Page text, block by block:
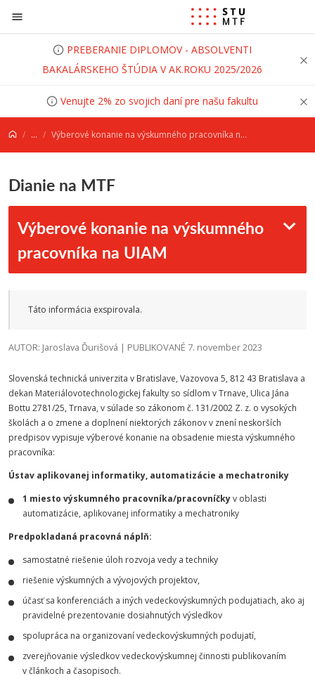
Prejsť na obsah
PREBERANIE DIPLOMOV - ABSOLVENTI
BAKALÁRSKEHO ŠTÚDIA V AK.ROKU 2025/2026
Venujte 2% zo svojich daní pre našu fakultu
... Výberové konanie na výskumného pracovníka na UIAM
Dianie na MTF
Výberové konanie na výskumného
pracovníka na UIAM
Táto informácia exspirovala.
AUTOR: Jaroslava Ďurišová | PUBLIKOVANÉ 7. november 2023
Slovenská technická univerzita v Bratislave, Vazovova 5, 812 43 Bratislava a
dekan Materiálovotechnologickej fakulty so sídlom v Trnave, Ulica Jána
Bottu 2781/25, Trnava, v súlade so zákonom č. 131/2002 Z. z. o vysokých
školách a o zmene a doplnení niektorých zákonov v znení neskorších
predpisov vypisuje výberové konanie na obsadenie miesta výskumného
pracovníka:
Ústav aplikovanej informatiky, automatizácie a mechatroniky
1 miesto výskumného pracovníka/pracovníčkyv oblasti
automatizácie, aplikovanej informatiky a mechatroniky
Predpokladaná pracovná náplň:
samostatné riešenie úloh rozvoja vedy a techniky
riešenie výskumných a vývojových projektov,
účasť sa konferenciách a iných vedeckovýskumných podujatiach, ako aj
pravidelné prezentovanie dosiahnutých výsledkov
spolupráca na organizovaní vedeckovýskumných podujatí,
zverejňovanie výsledkov vedeckovýskumnej činnosti publikovaním
v článkoch a časopisoch.